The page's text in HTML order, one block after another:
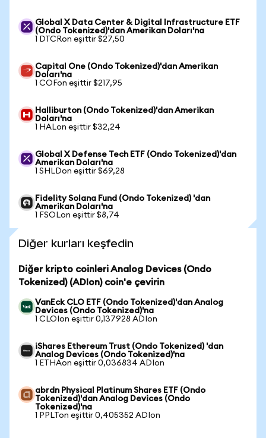
Global X Data Center & Digital Infrastructure ETF
(Ondo Tokenized)'dan Amerikan Doları'na
1 DTCRon eşittir $27,50
Capital One (Ondo Tokenized)'dan Amerikan
Doları'na
1 COFon eşittir $217,95
Halliburton (Ondo Tokenized)'dan Amerikan
Doları'na
1 HALon eşittir $32,24
Global X Defense Tech ETF (Ondo Tokenized)'dan
Amerikan Doları'na
1 SHLDon eşittir $69,28
Fidelity Solana Fund (Ondo Tokenized) 'dan
Amerikan Doları'na
1 FSOLon eşittir $8,74
Diğer kurları keşfedin
Diğer kripto coinleri Analog Devices (Ondo
Tokenized) (ADIon) coin'e çevirin
VanEck CLO ETF (Ondo Tokenized)'dan Analog
Devices (Ondo Tokenized)'na
1 CLOIon eşittir 0,137928 ADIon
iShares Ethereum Trust (Ondo Tokenized) 'dan
Analog Devices (Ondo Tokenized)'na
1 ETHAon eşittir 0,036834 ADIon
abrdn Physical Platinum Shares ETF (Ondo
Tokenized)'dan Analog Devices (Ondo
Tokenized)'na
1 PPLTon eşittir 0,405352 ADIon